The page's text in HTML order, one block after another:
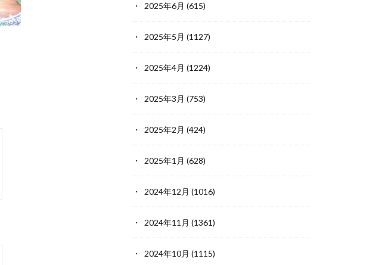
2025年6月 (615)
2025年5月 (1127)
2025年4月 (1224)
2025年3月 (753)
2025年2月 (424)
2025年1月 (628)
2024年12月 (1016)
2024年11月 (1361)
2024年10月 (1115)